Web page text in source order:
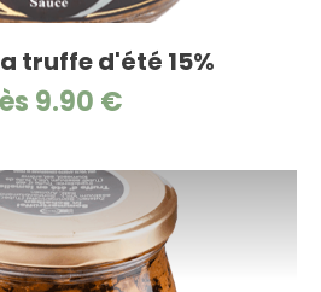
truffe d'été 15%
9.90 €